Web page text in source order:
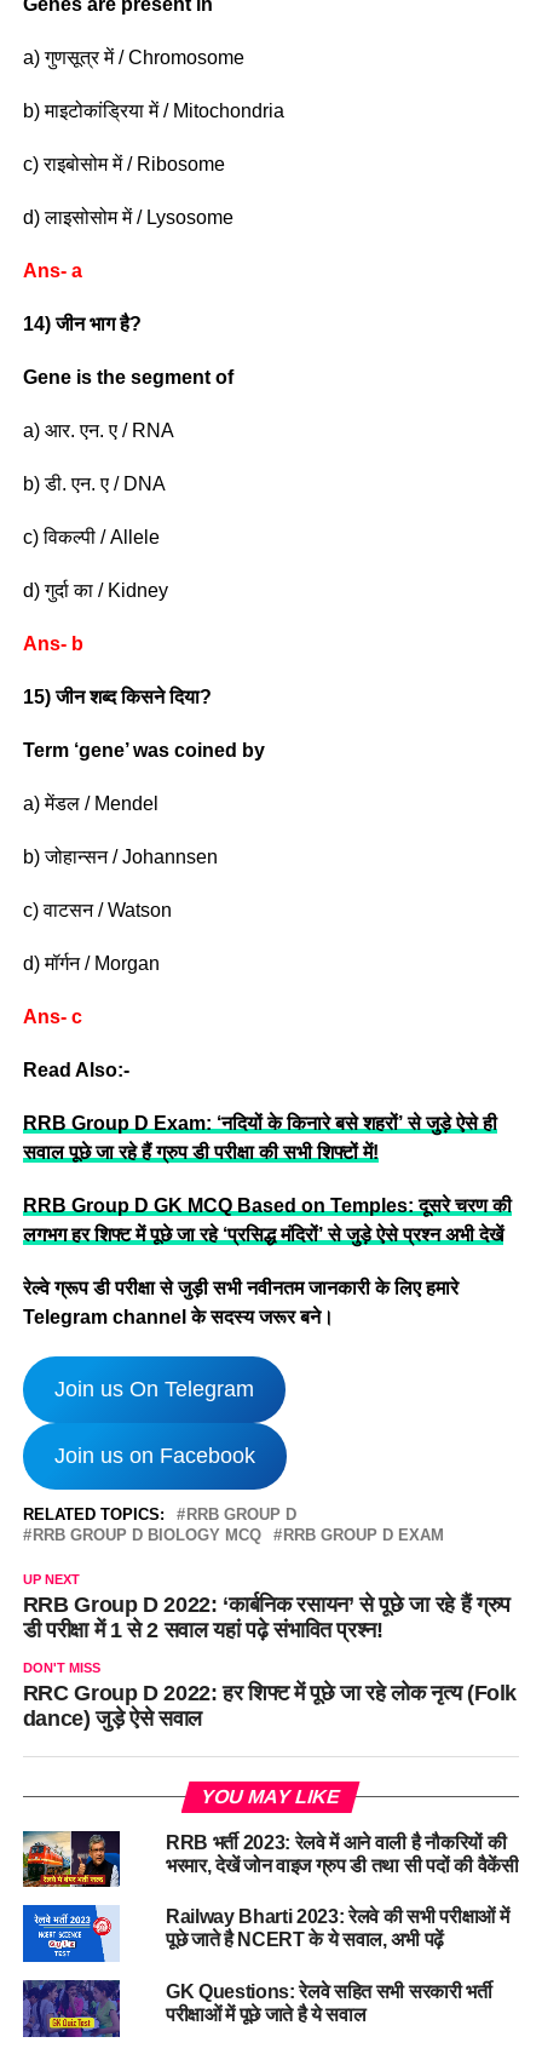
a) गुणसूत्र में / Chromosome
b) माइटोकांड्रिया में / Mitochondria
c) राइबोसोम में / Ribosome
d) लाइसोसोम में / Lysosome
Ans- a
14) जीन भाग है?
Gene is the segment of
a) आर. एन. ए / RNA
b) डी. एन. ए / DNA
c) विकल्पी / Allele
d) गुर्दा का / Kidney
Ans- b
15) जीन शब्द किसने दिया?
Term ‘gene’ was coined by
a) मेंडल / Mendel
b) जोहान्सन / Johannsen
c) वाटसन / Watson
d) मॉर्गन / Morgan
Ans- c
Read Also:-
RRB Group D Exam: ‘नदियों के किनारे बसे शहरों’ से जुड़े ऐसे ही
सवाल पूछे जा रहे हैं ग्रुप डी परीक्षा की सभी शिफ्टों में!
RRB Group D GK MCQ Based on Temples: दूसरे चरण की
लगभग हर शिफ्ट में पूछे जा रहे ‘प्रसिद्ध मंदिरों’ से जुड़े ऐसे प्रश्न अभी देखें
रेल्वे ग्रूप डी परीक्षा से जुड़ी सभी नवीनतम जानकारी के लिए हमारे
Telegram channel के सदस्य जरूर बने।
Join us On Telegram
Join us on Facebook
RELATED TOPICS:
RRB GROUP D
RRB GROUP D BIOLOGY MCQ
RRB GROUP D EXAM
UP NEXT
RRB Group D 2022: ‘कार्बनिक रसायन’ से पूछे जा रहे हैं ग्रुप
डी परीक्षा में 1 से 2 सवाल यहां पढ़े संभावित प्रश्न!
DON'T MISS
RRC Group D 2022: हर शिफ्ट में पूछे जा रहे लोक नृत्य (Folk
dance) जुड़े ऐसे सवाल
YOU MAY LIKE
RRB भर्ती 2023: रेलवे में आने वाली है नौकरियों की
भरमार, देखें जोन वाइज ग्रुप डी तथा सी पदों की वैकेंसी
Railway Bharti 2023: रेलवे की सभी परीक्षाओं में
पूछे जाते है NCERT के ये सवाल, अभी पढ़ें
GK Questions: रेलवे सहित सभी सरकारी भर्ती
परीक्षाओं में पूछे जाते है ये सवाल